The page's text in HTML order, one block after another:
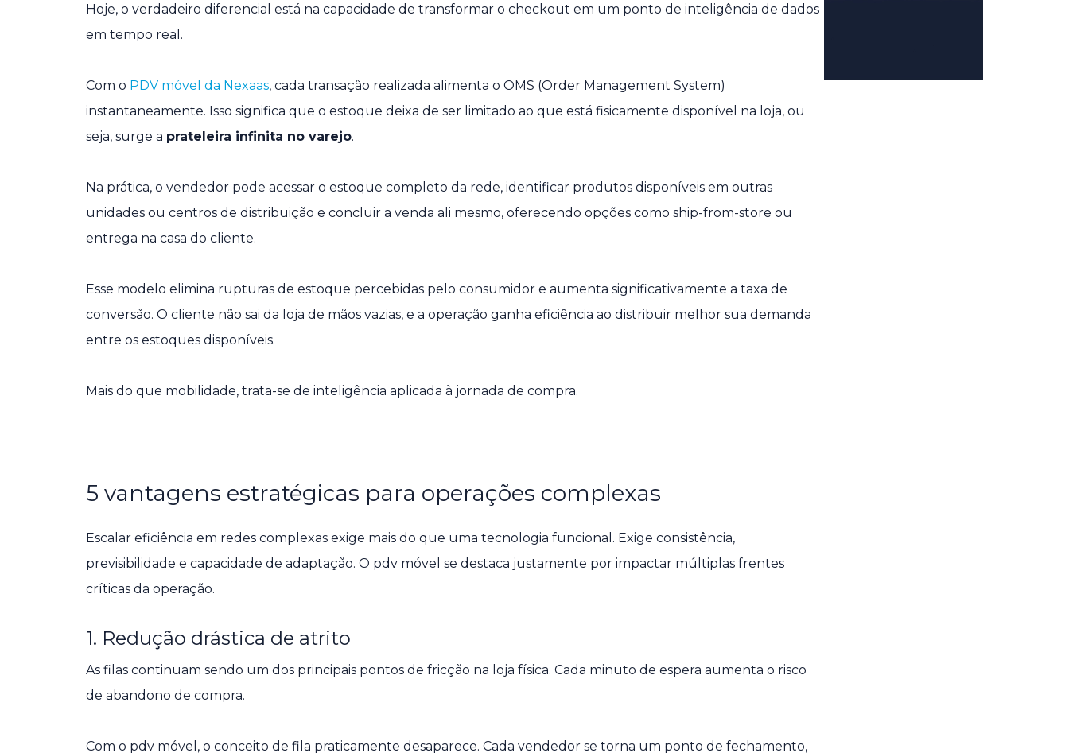
Hoje, o verdadeiro diferencial está na capacidade de transformar o checkout em um ponto de inteligência de dados
em tempo real.
Com o PDV móvel da Nexaas, cada transação realizada alimenta o OMS (Order Management System)
instantaneamente. Isso significa que o estoque deixa de ser limitado ao que está fisicamente disponível na loja, ou
seja, surge a prateleira infinita no varejo.
Na prática, o vendedor pode acessar o estoque completo da rede, identificar produtos disponíveis em outras
unidades ou centros de distribuição e concluir a venda ali mesmo, oferecendo opções como ship-from-store ou
entrega na casa do cliente.
Esse modelo elimina rupturas de estoque percebidas pelo consumidor e aumenta significativamente a taxa de
conversão. O cliente não sai da loja de mãos vazias, e a operação ganha eficiência ao distribuir melhor sua demanda
entre os estoques disponíveis.
Mais do que mobilidade, trata-se de inteligência aplicada à jornada de compra.
5 vantagens estratégicas para operações complexas
Escalar eficiência em redes complexas exige mais do que uma tecnologia funcional. Exige consistência,
previsibilidade e capacidade de adaptação. O pdv móvel se destaca justamente por impactar múltiplas frentes
críticas da operação.
1. Redução drástica de atrito
As filas continuam sendo um dos principais pontos de fricção na loja física. Cada minuto de espera aumenta o risco
de abandono de compra.
Com o pdv móvel, o conceito de fila praticamente desaparece. Cada vendedor se torna um ponto de fechamento,